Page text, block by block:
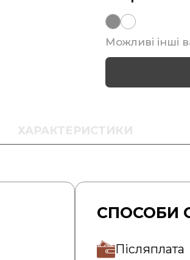
Можливі інші
ХАРАКТЕРИСТИКИ
СПОСОБИ
Післяплата